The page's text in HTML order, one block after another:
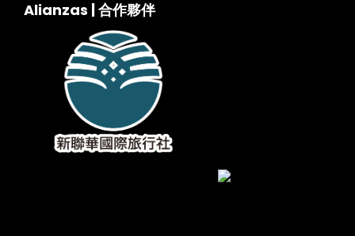
Alianzas | 合作夥伴